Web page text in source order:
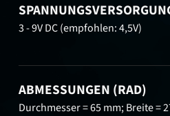
3 - 9V DC (empfohlen: 4,5V)
ABMESSUNGEN (RAD)
Durchmesser = 65 mm; Breite =